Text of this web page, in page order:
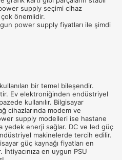
supply seçimi cihaz
çok önemlidir.
power supply fiyatları ile şimdi
bir temel bileşendir.
Ev elektroniğinden endüstriyel
kullanılır. Bilgisayar
cihazlarında modem ve
supply modelleri ise hastane
yedek enerji sağlar. DC ve led güç
makinelerde tercih edilir.
güç kaynağı fiyatları en
en uygun PSU